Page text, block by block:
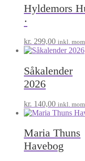
Hyldemors
·
kr. 299,00 inkl.
Såkalender
2026
kr. 140,00 inkl.
Maria Thuns
Havebog